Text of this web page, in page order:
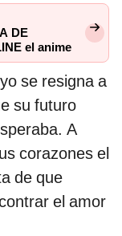
DE
el anime
se resigna a
su futuro
A
corazones el
de que
el amor